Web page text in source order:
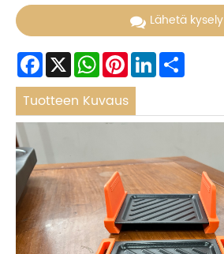
Lähetä kysely
Facebook
X WhatsApp
Pinterest
LinkedIn
Tuotteen Kuvaus